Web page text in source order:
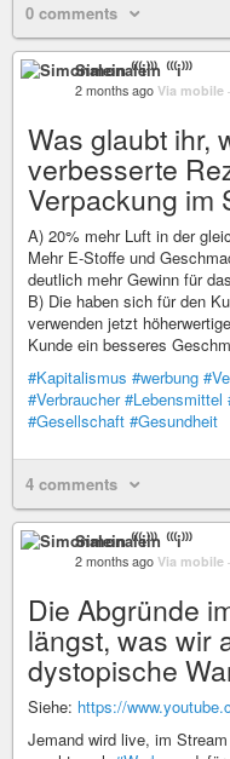
0 comments
Simonalein ⁽⁽⁽i⁾⁾⁾
2 months ago Via mobile
Was glaubt ihr,
verbesserte
Verpackung im
A) 20% mehr Luft in der
Mehr E-Stoffe und
deutlich mehr Gewinn für
B) Die haben sich für den
verwenden jetzt
Kunde ein besseres
#Kapitalismus #werbung
#Verbraucher #Lebensmittel
#Gesellschaft #Gesundheit
4 comments
Simonalein ⁽⁽⁽i⁾⁾⁾
2 months ago Via mobile
Die Abgründe
längst, was wir
dystopische
Siehe: https://
Jemand wird live, im